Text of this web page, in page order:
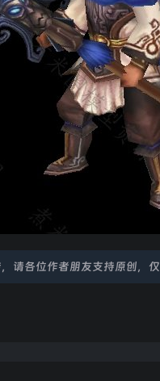
请各位作者朋友支持原创，